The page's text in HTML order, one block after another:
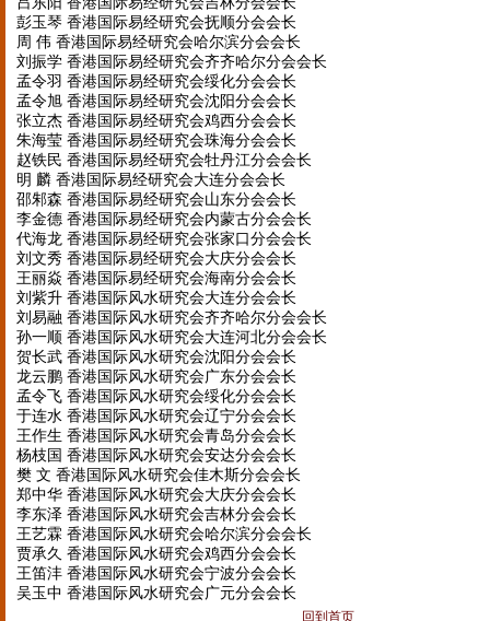
彭玉琴 香港国际易经研究会抚顺分会会长
周 伟 香港国际易经研究会哈尔滨分会会长
刘振学 香港国际易经研究会齐齐哈尔分会会长
孟令羽 香港国际易经研究会绥化分会会长
孟令旭 香港国际易经研究会沈阳分会会长
张立杰 香港国际易经研究会鸡西分会会长
朱海莹 香港国际易经研究会珠海分会会长
赵铁民 香港国际易经研究会牡丹江分会会长
明 麟 香港国际易经研究会大连分会会长
邵邾森 香港国际易经研究会山东分会会长
李金德 香港国际易经研究会内蒙古分会会长
代海龙 香港国际易经研究会张家口分会会长
刘文秀 香港国际易经研究会大庆分会会长
王丽焱 香港国际易经研究会海南分会会长
刘紫升 香港国际风水研究会大连分会会长
刘易融 香港国际风水研究会齐齐哈尔分会会长
孙一顺 香港国际风水研究会大连河北分会会长
贺长武 香港国际风水研究会沈阳分会会长
龙云鹏 香港国际风水研究会广东分会会长
孟令飞 香港国际风水研究会绥化分会会长
于连水 香港国际风水研究会辽宁分会会长
王作生 香港国际风水研究会青岛分会会长
杨枝国 香港国际风水研究会安达分会会长
樊 文 香港国际风水研究会佳木斯分会会长
郑中华 香港国际风水研究会大庆分会会长
李东泽 香港国际风水研究会吉林分会会长
王艺霖 香港国际风水研究会哈尔滨分会会长
贾承久 香港国际风水研究会鸡西分会会长
王笛沣 香港国际风水研究会宁波分会会长
吴玉中 香港国际风水研究会广元分会会长
回到首页